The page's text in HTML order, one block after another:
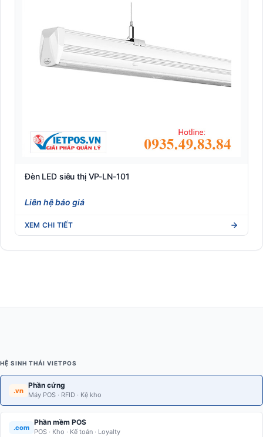
Đèn LED siêu thị VP-LN-101
Liên hệ báo giá
XEM CHI TIẾT
HỆ SINH THÁI VIETPOS
.vn
Phần cứng
Máy POS · RFID · Kệ kho
.com
Phần mềm POS
POS · Kho · Kế toán · Loyalty